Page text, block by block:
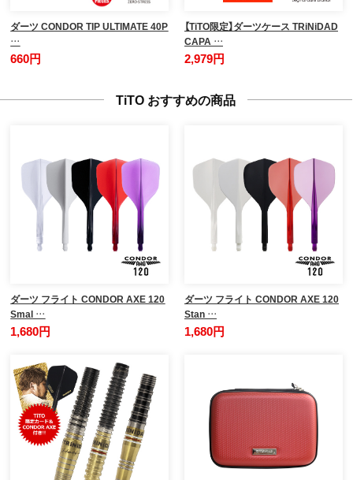
ダーツ CONDOR TIP ULTIMATE 40P
…
660円
【TiTO限定】ダーツケース TRiNiDAD
CAPA …
2,979円
TiTO おすすめの商品
ダーツ フライト CONDOR AXE 120
Smal …
1,680円
ダーツ フライト CONDOR AXE 120
Stan …
1,680円